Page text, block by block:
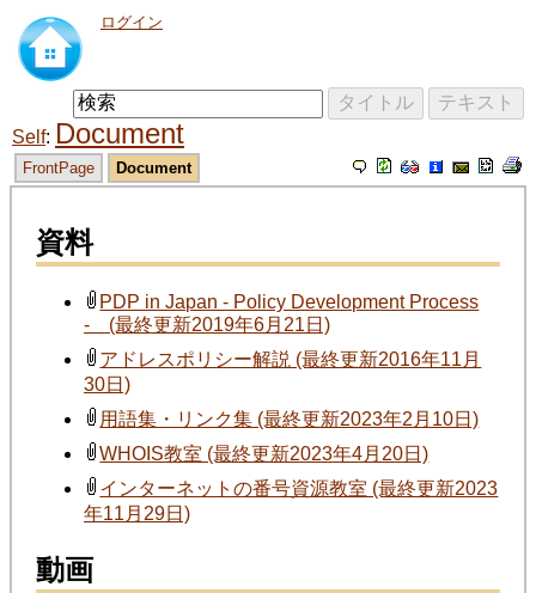
ログイン
Self Document
FrontPage Document
資料
PDP in Japan - Policy Development Process
- (最終更新2019年6月21日)
アドレスポリシー解説 (最終更新2016年11月
30日)
用語集・リンク集 (最終更新2023年2月10日)
WHOIS教室 (最終更新2023年4月20日)
インターネットの番号資源教室 (最終更新2023
年11月29日)
動画